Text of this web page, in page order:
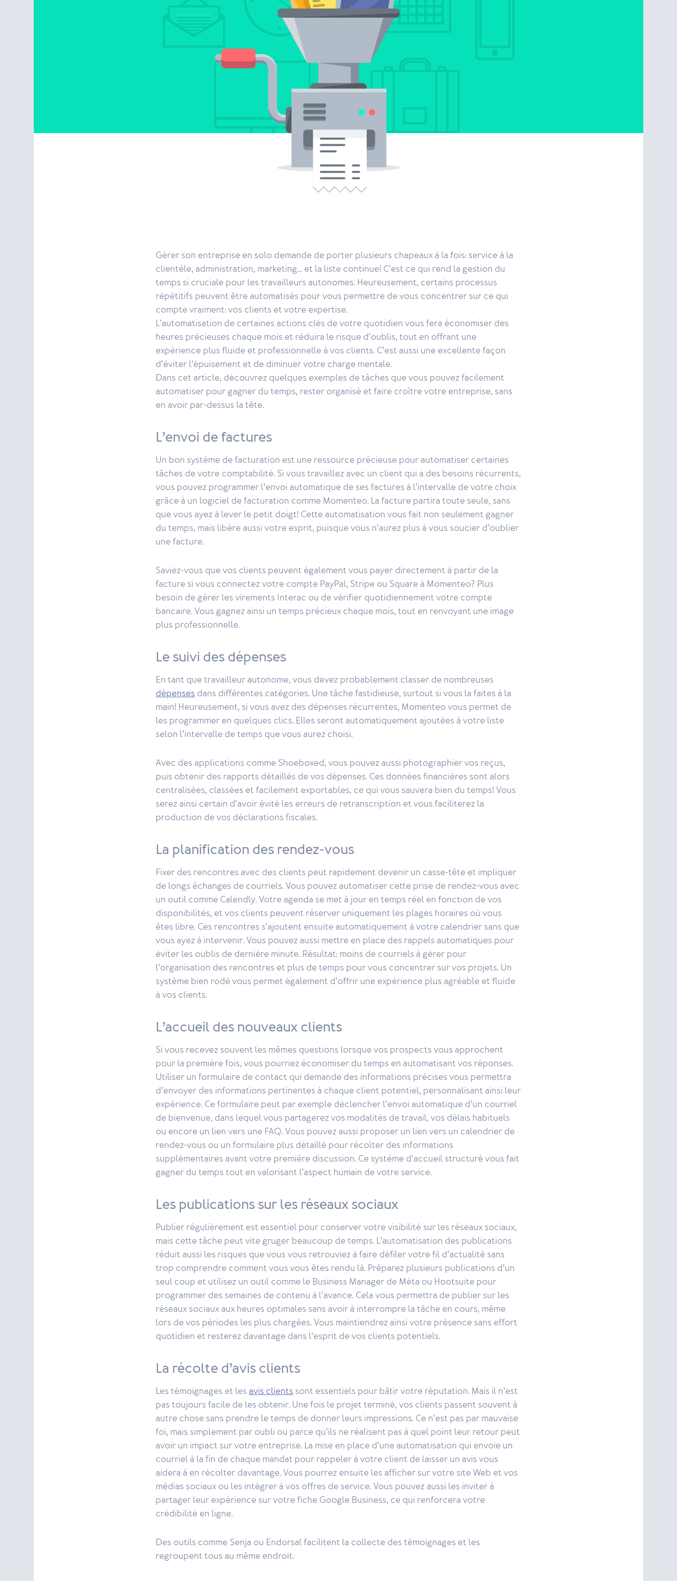
Gérer son entreprise en solo demande de porter plusieurs chapeaux à la fois: service à la
clientèle, administration, marketing… et la liste continue! C’est ce qui rend la gestion du
temps si cruciale pour les travailleurs autonomes. Heureusement, certains processus
répétitifs peuvent être automatisés pour vous permettre de vous concentrer sur ce qui
compte vraiment: vos clients et votre expertise.
L’automatisation de certaines actions clés de votre quotidien vous fera économiser des
heures précieuses chaque mois et réduira le risque d’oublis, tout en offrant une
expérience plus fluide et professionnelle à vos clients. C’est aussi une excellente façon
d’éviter l’épuisement et de diminuer votre charge mentale.
Dans cet article, découvrez quelques exemples de tâches que vous pouvez facilement
automatiser pour gagner du temps, rester organisé et faire croître votre entreprise, sans
en avoir par-dessus la tête.
L’envoi de factures
Un bon système de facturation est une ressource précieuse pour automatiser certaines
tâches de votre comptabilité. Si vous travaillez avec un client qui a des besoins récurrents,
vous pouvez programmer l’envoi automatique de ses factures à l’intervalle de votre choix
grâce à un logiciel de facturation comme Momenteo. La facture partira toute seule, sans
que vous ayez à lever le petit doigt! Cette automatisation vous fait non seulement gagner
du temps, mais libère aussi votre esprit, puisque vous n’aurez plus à vous soucier d’oublier
une facture.
Saviez-vous que vos clients peuvent également vous payer directement à partir de la
facture si vous connectez votre compte PayPal, Stripe ou Square à Momenteo? Plus
besoin de gérer les virements Interac ou de vérifier quotidiennement votre compte
bancaire. Vous gagnez ainsi un temps précieux chaque mois, tout en renvoyant une image
plus professionnelle.
Le suivi des dépenses
En tant que travailleur autonome, vous devez probablement classer de nombreuses
dépenses dans différentes catégories. Une tâche fastidieuse, surtout si vous la faites à la
main! Heureusement, si vous avez des dépenses récurrentes, Momenteo vous permet de
les programmer en quelques clics. Elles seront automatiquement ajoutées à votre liste
selon l’intervalle de temps que vous aurez choisi.
Avec des applications comme Shoeboxed, vous pouvez aussi photographier vos reçus,
puis obtenir des rapports détaillés de vos dépenses. Ces données financières sont alors
centralisées, classées et facilement exportables, ce qui vous sauvera bien du temps! Vous
serez ainsi certain d’avoir évité les erreurs de retranscription et vous faciliterez la
production de vos déclarations fiscales.
La planification des rendez-vous
Fixer des rencontres avec des clients peut rapidement devenir un casse-tête et impliquer
de longs échanges de courriels. Vous pouvez automatiser cette prise de rendez-vous avec
un outil comme Calendly. Votre agenda se met à jour en temps réel en fonction de vos
disponibilités, et vos clients peuvent réserver uniquement les plages horaires où vous
êtes libre. Ces rencontres s’ajoutent ensuite automatiquement à votre calendrier sans que
vous ayez à intervenir. Vous pouvez aussi mettre en place des rappels automatiques pour
éviter les oublis de dernière minute. Résultat: moins de courriels à gérer pour
l’organisation des rencontres et plus de temps pour vous concentrer sur vos projets. Un
système bien rodé vous permet également d’offrir une expérience plus agréable et fluide
à vos clients.
L’accueil des nouveaux clients
Si vous recevez souvent les mêmes questions lorsque vos prospects vous approchent
pour la première fois, vous pourriez économiser du temps en automatisant vos réponses.
Utiliser un formulaire de contact qui demande des informations précises vous permettra
d’envoyer des informations pertinentes à chaque client potentiel, personnalisant ainsi leur
expérience. Ce formulaire peut par exemple déclencher l’envoi automatique d’un courriel
de bienvenue, dans lequel vous partagerez vos modalités de travail, vos délais habituels
ou encore un lien vers une FAQ. Vous pouvez aussi proposer un lien vers un calendrier de
rendez-vous ou un formulaire plus détaillé pour récolter des informations
supplémentaires avant votre première discussion. Ce système d’accueil structuré vous fait
gagner du temps tout en valorisant l’aspect humain de votre service.
Les publications sur les réseaux sociaux
Publier régulièrement est essentiel pour conserver votre visibilité sur les réseaux sociaux,
mais cette tâche peut vite gruger beaucoup de temps. L’automatisation des publications
réduit aussi les risques que vous vous retrouviez à faire défiler votre fil d’actualité sans
trop comprendre comment vous vous êtes rendu là. Préparez plusieurs publications d’un
seul coup et utilisez un outil comme le Business Manager de Méta ou Hootsuite pour
programmer des semaines de contenu à l’avance. Cela vous permettra de publier sur les
réseaux sociaux aux heures optimales sans avoir à interrompre la tâche en cours, même
lors de vos périodes les plus chargées. Vous maintiendrez ainsi votre présence sans effort
quotidien et resterez davantage dans l’esprit de vos clients potentiels.
La récolte d’avis clients
Les témoignages et lesavis clients sont essentiels pour bâtir votre réputation. Mais il n’est
pas toujours facile de les obtenir. Une fois le projet terminé, vos clients passent souvent à
autre chose sans prendre le temps de donner leurs impressions. Ce n’est pas par mauvaise
foi, mais simplement par oubli ou parce qu’ils ne réalisent pas à quel point leur retour peut
avoir un impact sur votre entreprise. La mise en place d’une automatisation qui envoie un
courriel à la fin de chaque mandat pour rappeler à votre client de laisser un avis vous
aidera à en récolter davantage. Vous pourrez ensuite les afficher sur votre site Web et vos
médias sociaux ou les intégrer à vos offres de service. Vous pouvez aussi les inviter à
partager leur expérience sur votre fiche Google Business, ce qui renforcera votre
crédibilité en ligne.
Des outils comme Senja ou Endorsal facilitent la collecte des témoignages et les
regroupent tous au même endroit.